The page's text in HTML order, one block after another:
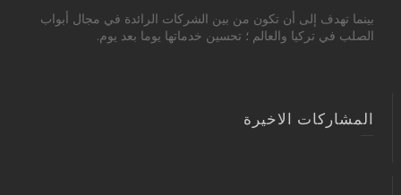
بينما تهدف إلى أن تكون من بين الشركات الرائدة في مجال أبواب
الصلب في تركيا والعالم ؛ تحسين خدماتها يوما بعد يوم.
المشاركات الاخيرة